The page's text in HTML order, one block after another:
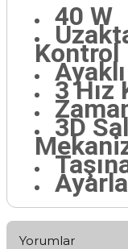
40 W
Kontrol
3 Hız
3D
Yorumlar